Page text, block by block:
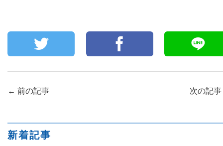
← 前の記事 次の記事
新着記事